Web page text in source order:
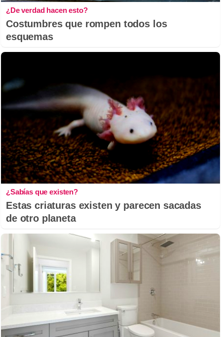
¿De verdad hacen esto?
Costumbres que rompen todos los
esquemas
¿Sabías que existen?
Estas criaturas existen y parecen sacadas
de otro planeta